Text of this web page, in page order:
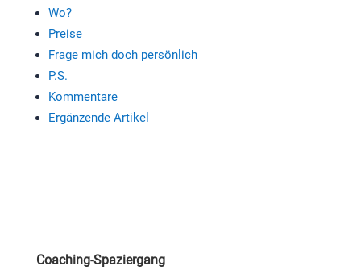
Wo?
Preise
Frage mich doch persönlich
P.S.
Kommentare
Ergänzende Artikel
Coaching-Spaziergang